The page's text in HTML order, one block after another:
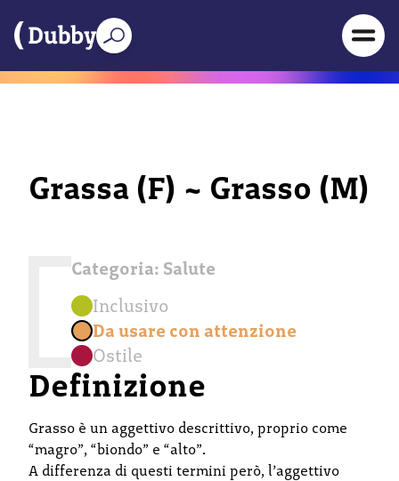
Grassa (F) ~ Grasso (M)
Categoria: Salute
Inclusivo
Da usare con attenzione
Ostile
Definizione
Grasso è un aggettivo descrittivo, proprio come
“magro”, “biondo” e “alto”.
A differenza di questi termini però, l’aggettivo